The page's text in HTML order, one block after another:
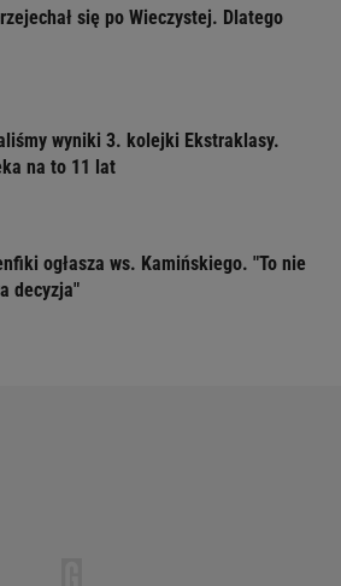
się po Wieczystej. Dlatego
wyniki 3. kolejki Ekstraklasy.
na to 11 lat
ogłasza ws. Kamińskiego. "To nie
decyzja"